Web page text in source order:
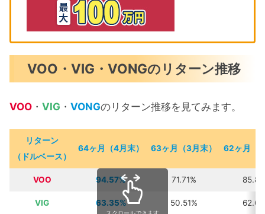
VOO・VIG・VONGのリターン推移
VOO ・ VIG ・ VONGのリターン推移を見てみます。
リターン
（ドルベース）
64ヶ月（4月末） 63ヶ月（3月末） 62ヶ月（
VOO 94.57% 71.71%
VIG 63.35% 50.51%